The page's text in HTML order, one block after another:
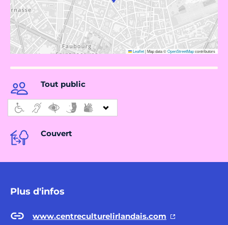
Leaflet|Map data ©OpenStreetMapcontributors
Tout public
Couvert
Plus d'infos
www.centreculturelirlandais.com